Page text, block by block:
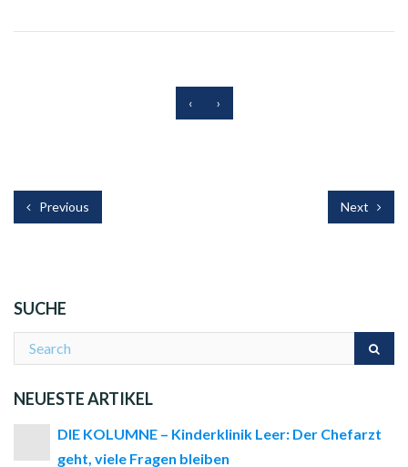
‹ ›
Previous Next
SUCHE
NEUESTE ARTIKEL
DIE KOLUMNE – Kinderklinik Leer: Der Chefarzt
geht, viele Fragen bleiben